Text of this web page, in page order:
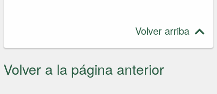
Volver arriba
Volver a la página anterior